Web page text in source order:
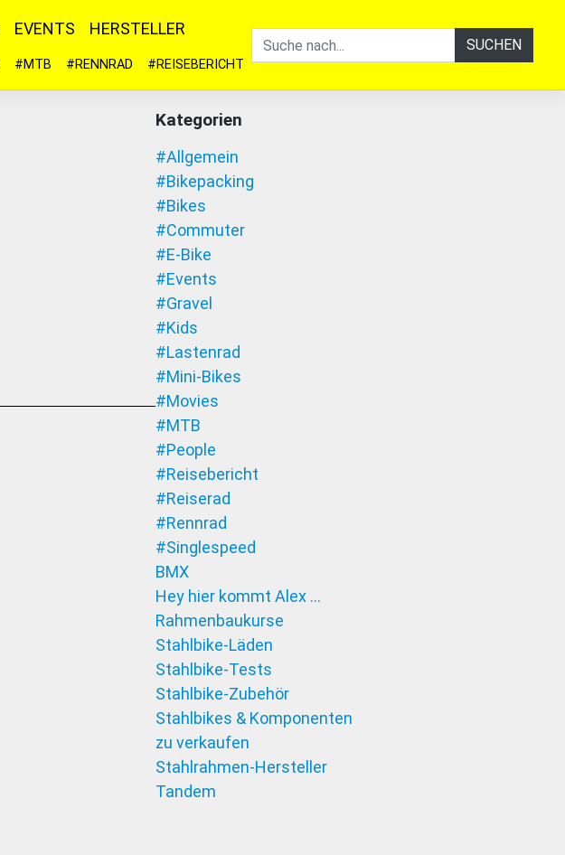
SUCHEN
EVENTS HERSTELLER
#MTB #RENNRAD #REISEBERICHT
Kategorien
#Allgemein
#Bikepacking
#Bikes
#Commuter
#E-Bike
#Events
#Gravel
#Kids
#Lastenrad
#Mini-Bikes
#Movies
#MTB
#People
#Reisebericht
#Reiserad
#Rennrad
#Singlespeed
BMX
Hey hier kommt Alex …
Rahmenbaukurse
Stahlbike-Läden
Stahlbike-Tests
Stahlbike-Zubehör
Stahlbikes & Komponenten
zu verkaufen
Stahlrahmen-Hersteller
Tandem